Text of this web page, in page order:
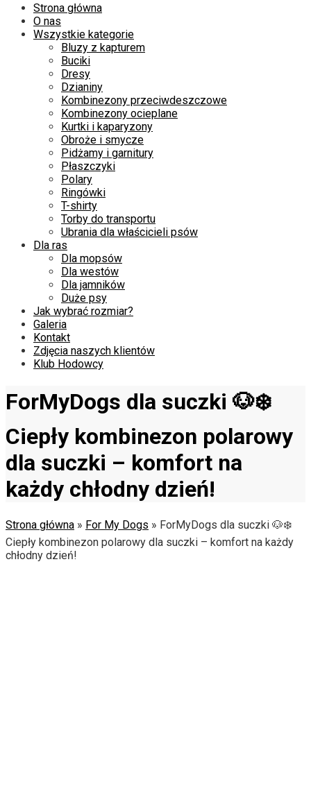
Skip
content
Strona główna
O nas
Wszystkie kategorie
Bluzy z kapturem
Buciki
Dresy
Dzianiny
Kombinezony przeciwdeszczowe
Kombinezony ocieplane
Kurtki i kaparyzony
Obroże i smycze
Pidżamy i garnitury
Płaszczyki
Polary
Ringówki
T-shirty
Torby do transportu
Ubrania dla właścicieli psów
Dla ras
Dla mopsów
Dla westów
Dla jamników
Duże psy
Jak wybrać rozmiar?
Galeria
Kontakt
Zdjęcia naszych klientów
Klub Hodowcy
ForMyDogs dla suczki 🐶❄️
Ciepły kombinezon polarowy
dla suczki – komfort na
każdy chłodny dzień!
Strona główna » For My Dogs » ForMyDogs dla suczki 🐶❄️
Ciepły kombinezon polarowy dla suczki – komfort na każdy
chłodny dzień!